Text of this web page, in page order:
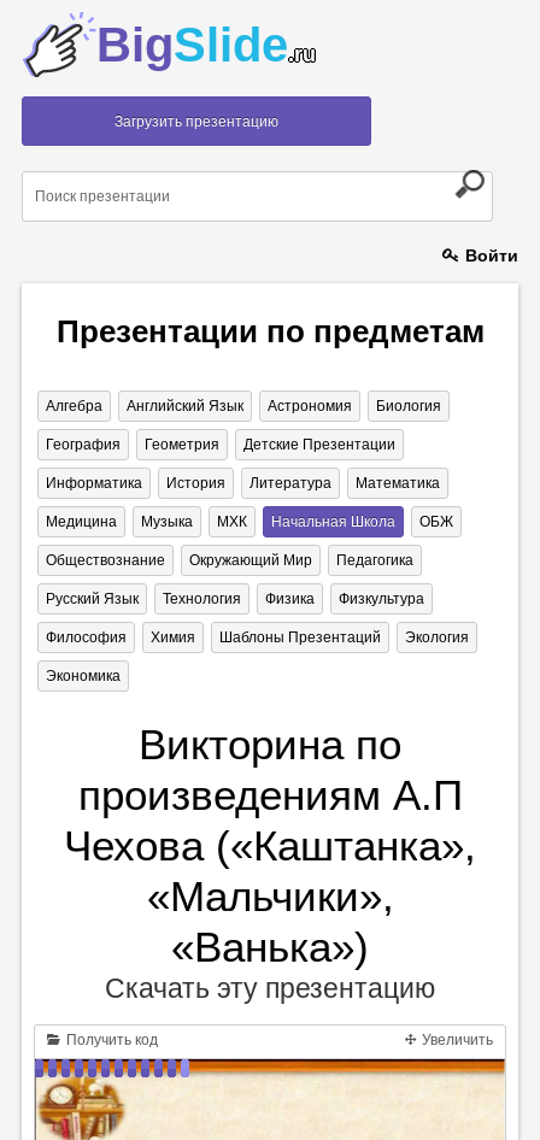
BigSlide.ru
Загрузить презентацию
Войти
Презентации по предметам
Алгебра Английский Язык Астрономия Биология
География Геометрия Детские Презентации
Информатика История Литература Математика
Медицина Музыка МХК Начальная Школа ОБЖ
Обществознание Окружающий Мир Педагогика
Русский Язык Технология Физика Физкультура
Философия Химия Шаблоны Презентаций Экология
Экономика
Викторина по
произведениям А.П
Чехова («Каштанка»,
«Мальчики»,
«Ванька»)
Скачать эту презентацию
Получить код Увеличить